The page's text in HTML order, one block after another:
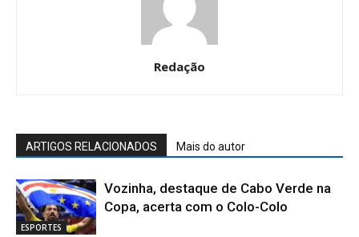
Redação
ARTIGOS RELACIONADOS Mais do autor
ESPORTES
Vozinha, destaque de Cabo Verde na
Copa, acerta com o Colo-Colo